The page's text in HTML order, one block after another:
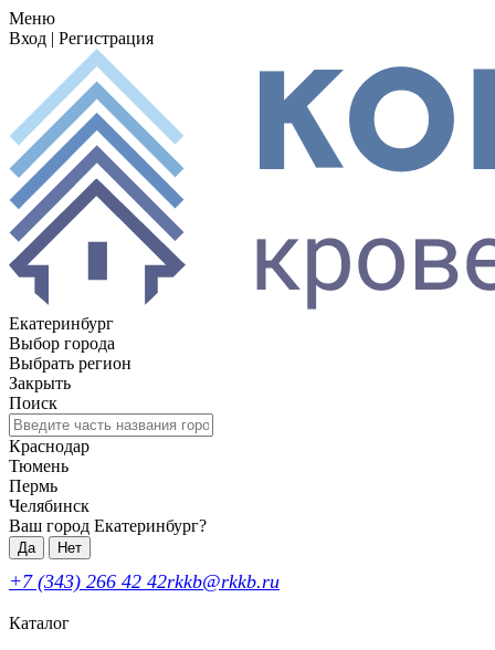
Меню
Вход | Регистрация
Екатеринбург
Выбор города
Выбрать регион
Закрыть
Поиск
Краснодар
Тюмень
Пермь
Челябинск
Ваш город Екатеринбург?
Да Нет
+7 (343) 266 42 42rkkb@rkkb.ru
Каталог